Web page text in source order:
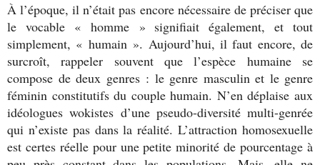
À l’époque, il n’était pas encore nécessaire de préciser que
le vocable « homme » signifiait également, et tout
simplement, « humain ». Aujourd’hui, il faut encore, de
surcroît, rappeler souvent que l’espèce humaine se
compose de deux genres : le genre masculin et le genre
féminin constitutifs du couple humain. N’en déplaise aux
idéologues wokistes d’une pseudo-diversité multi-genrée
qui n’existe pas dans la réalité. L’attraction homosexuelle
est certes réelle pour une petite minorité de pourcentage à